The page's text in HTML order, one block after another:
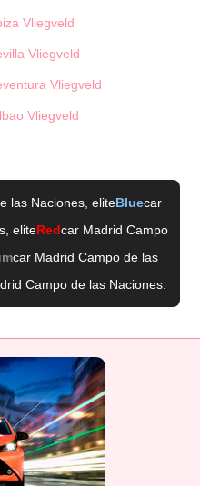
Vliegveld
Vliegveld
Vliegveld
Vliegveld
las Naciones , eliteBluecar
, eliteRedcar Madrid Campo
car Madrid Campo de las
Campo de las Naciones